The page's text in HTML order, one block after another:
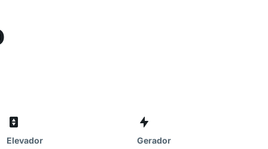
Elevador
Gerador